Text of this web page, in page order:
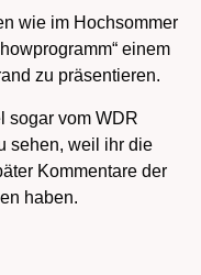
wie im Hochsommer
einem
zu präsentieren.
sogar vom WDR
sehen, weil ihr die
Kommentare der
haben.